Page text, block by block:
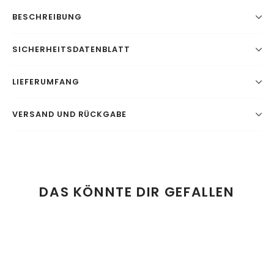
BESCHREIBUNG
SICHERHEITSDATENBLATT
LIEFERUMFANG
VERSAND UND RÜCKGABE
DAS KÖNNTE DIR GEFALLEN